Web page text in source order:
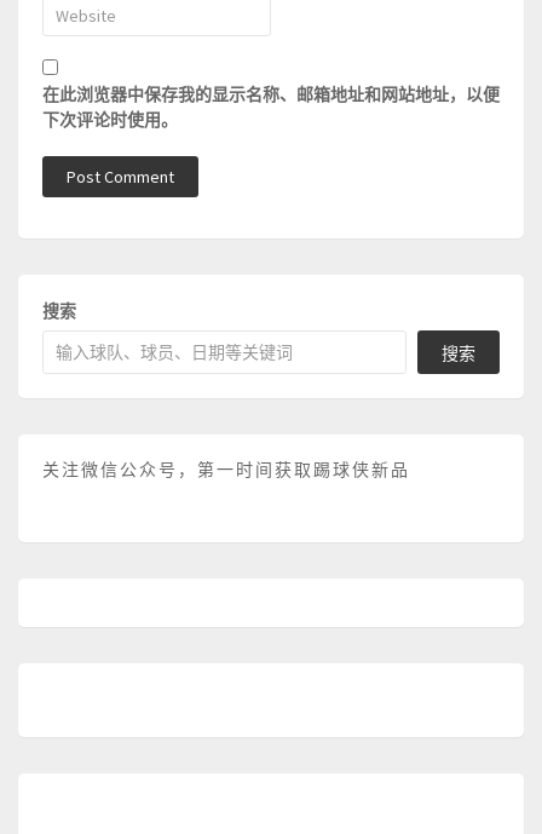
在此浏览器中保存我的显示名称、邮箱地址和网站地址，以便
下次评论时使用。
搜索
搜索
关注微信公众号，第一时间获取踢球侠新品